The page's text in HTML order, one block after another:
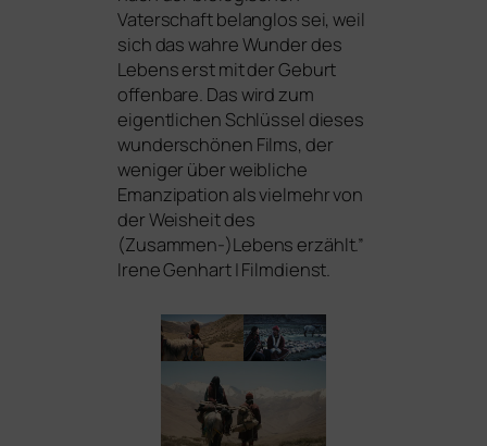
Vaterschaft belang­los sei, weil
sich das wah­re Wunder des
Lebens erst mit der Geburt
offen­ba­re. Das wird zum
eigent­li­chen Schlüssel die­ses
wun­der­schö­nen Films, der
weni­ger über weib­li­che
Emanzipation als viel­mehr von
der Weisheit des
(Zusammen-)Lebens erzählt.”
Irene Genhart | Filmdienst.